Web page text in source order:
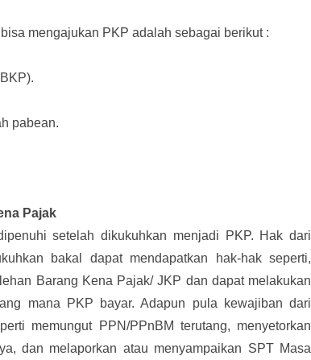
mengajukan PKP adalah sebagai berikut :
pabean.
Pajak
setelah dikukuhkan menjadi PKP. Hak dari
bakal dapat mendapatkan hak-hak seperti,
Barang Kena Pajak/ JKP dan dapat melakukan
mana PKP bayar. Adapun pula kewajiban dari
memungut PPN/PPnBM terutang, menyetorkan
dan melaporkan atau menyampaikan SPT Masa